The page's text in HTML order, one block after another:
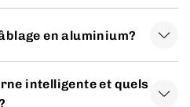
en aluminium?
intelligente et quels